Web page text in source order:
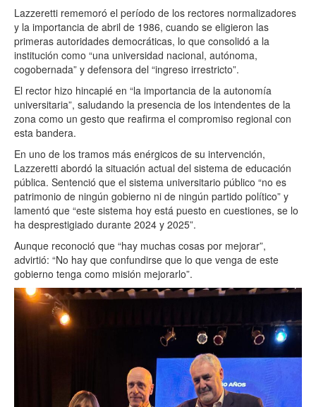
Lazzeretti rememoró el período de los rectores normalizadores
y la importancia de abril de 1986, cuando se eligieron las
primeras autoridades democráticas, lo que consolidó a la
institución como “una universidad nacional, autónoma,
cogobernada” y defensora del “ingreso irrestricto”.
El rector hizo hincapié en “la importancia de la autonomía
universitaria”, saludando la presencia de los intendentes de la
zona como un gesto que reafirma el compromiso regional con
esta bandera.
En uno de los tramos más enérgicos de su intervención,
Lazzeretti abordó la situación actual del sistema de educación
pública. Sentenció que el sistema universitario público “no es
patrimonio de ningún gobierno ni de ningún partido político” y
lamentó que “este sistema hoy está puesto en cuestiones, se lo
ha desprestigiado durante 2024 y 2025”.
Aunque reconoció que “hay muchas cosas por mejorar”,
advirtió: “No hay que confundirse que lo que venga de este
gobierno tenga como misión mejorarlo”.